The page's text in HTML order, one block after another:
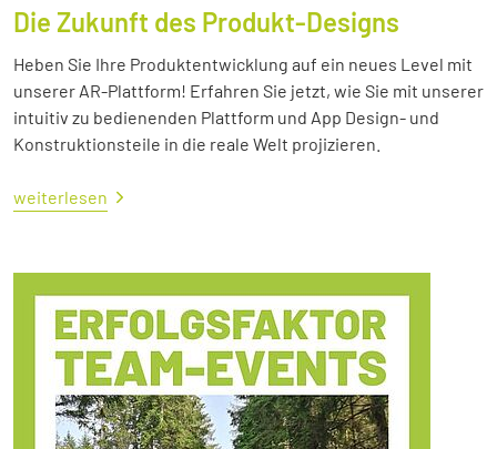
Die Zukunft des Produkt-Designs
Heben Sie Ihre Produktentwicklung auf ein neues Level mit
unserer AR-Plattform! Erfahren Sie jetzt, wie Sie mit unserer
intuitiv zu bedienenden Plattform und App Design- und
Konstruktionsteile in die reale Welt projizieren.
weiterlesen